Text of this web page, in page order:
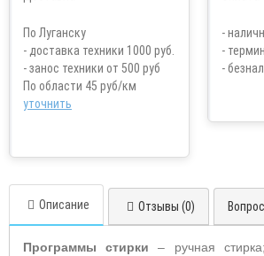
По Луганску
- доставка техники 1000 руб.
- занос техники от 500 руб
По области 45 руб/км
уточнить
-
-
-
Описание Отзывы (0)
Программы стирки– ручная